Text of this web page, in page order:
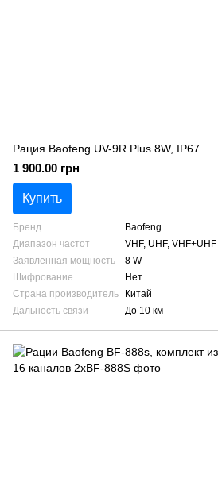
Рация Baofeng UV-9R Plus 8W, IP67
1 900.00 грн
Купить
Бренд
Baofeng
Диапазон частот
VHF, UHF, VHF+UHF
Заявленная мощность
8 W
Шифрование
Нет
Страна производитель
Китай
Дальность связи
До 10 км